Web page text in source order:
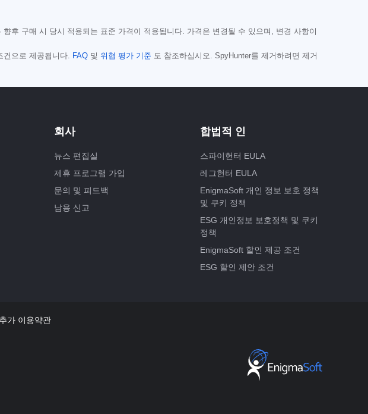
후 구매 시 당시 적용되는 표준 가격이 적용됩니다. 가격은 변경될 수 있으며, 변경 사항이
건으로 제공됩니다. FAQ 및 위협 평가 기준 도 참조하십시오. SpyHunter를 제거하려면 제거
회사
뉴스 편집실
제휴 프로그램 가입
문의 및 피드백
남용 신고
합법적 인
스파이헌터 EULA
레그헌터 EULA
EnigmaSoft 개인 정보 보호 정책
및 쿠키 정책
ESG 개인정보 보호정책 및 쿠키
정책
EnigmaSoft 할인 제공 조건
ESG 할인 제안 조건
가 이용약관